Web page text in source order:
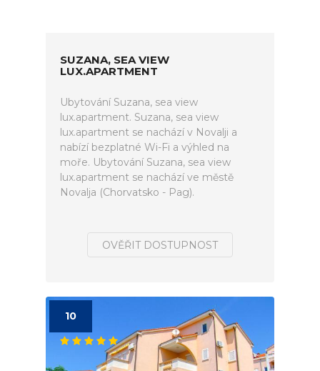
SUZANA, SEA VIEW
LUX.APARTMENT
Ubytování Suzana, sea view
lux.apartment. Suzana, sea view
lux.apartment se nachází v Novalji a
nabízí bezplatné Wi-Fi a výhled na
moře. Ubytování Suzana, sea view
lux.apartment se nachází ve městě
Novalja (Chorvatsko - Pag).
OVĚŘIT DOSTUPNOST
10